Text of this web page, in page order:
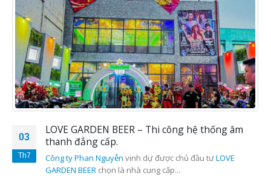
03
Th7
LOVE GARDEN BEER – Thi công hệ thống âm
thanh đẳng cấp.
Công ty Phan Nguyễn vinh dự được chủ đầu tưLOVE
GARDEN BEER chọn là nhà cung cấp...